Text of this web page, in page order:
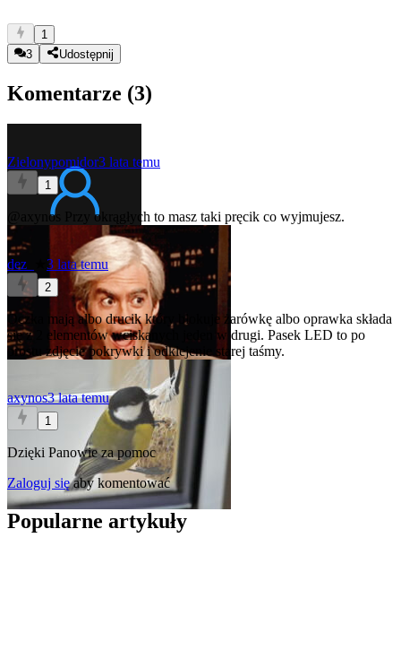
1
3
Udostępnij
Komentarze (3)
Zielonypomidor3 lata temu
1
@axynos Przy okrągłych to masz taki pręcik co wyjmujesz.
dez_ 3 lata temu
2
Oczka mają albo drucik który blokuje żarówkę albo oprawka składa
się z 2 elementów wciskanych jeden w drugi. Pasek LED to po
prostu zdjęcie pokrywki i odklejenie starej taśmy.
axynos3 lata temu
1
Dzięki Panowie za pomoc
Zaloguj sięaby komentować
Popularne artykuły